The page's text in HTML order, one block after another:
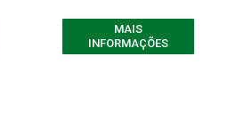
MAIS
INFORMAÇÕES